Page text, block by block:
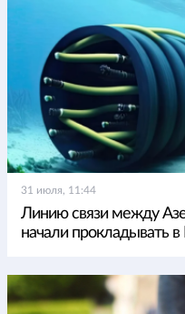
31 июля, 11:44
Линию связи между
начали прокладывать в